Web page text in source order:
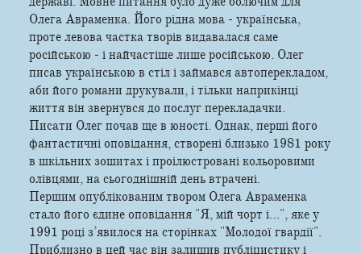
Олега Авраменка. Його рідна мова - українська,
проте левова частка творів видавалася саме
російською - і найчастіше лише російською. Олег
писав українською в стіл і займався автоперекладом,
аби його романи друкували, і тільки наприкінці
життя він звернувся до послуг перекладачки.
Писати Олег почав ще в юності. Однак, перші його
фантастичні оповідання, створені близько 1981 року
в шкільних зошитах і проілюстровані кольоровими
олівцями, на сьогоднішній день втрачені.
Першим опублікованим твором Олега Авраменка
стало його єдине оповідання "Я, мій чорт і…", яке у
1991 році з’явилося на сторінках "Молодої гвардії".
Приблизно в цей час він залишив публіцистику і